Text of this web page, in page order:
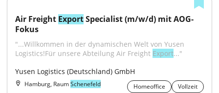
Air Freight Export Specialist (m/w/d) mit AOG-
Fokus
"...Willkommen in der dynamischen Welt von Yusen
Logistics!Für unsere Abteilung Air Freight Export..."
Yusen Logistics (Deutschland) GmbH
Hamburg, RaumSchenefeld Homeoffice
Vollzeit